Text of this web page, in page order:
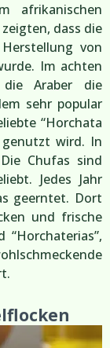
afrikanischen
dass die
von
Im achten
die Araber die
sehr popular
“Horchata
genutzt wird. In
Chufas sind
Jedes Jahr
geerntet. Dort
und frische